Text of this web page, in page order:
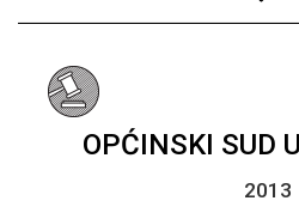
OPĆINSKI SUD
2013